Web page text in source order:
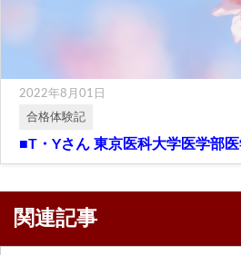
2022年8月01日
合格体験記
■T・Yさん 東京医科大学医学部
関連記事